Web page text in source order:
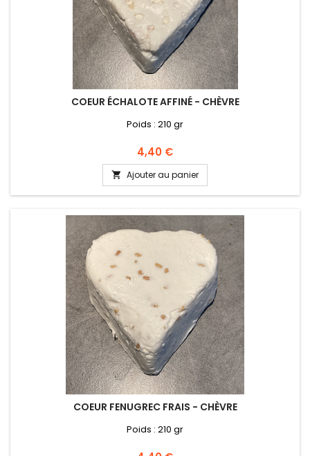
COEUR ÉCHALOTE AFFINÉ - CHÈVRE
Poids : 210 gr
Prix
4,40 €
 Ajouter au panier
COEUR FENUGREC FRAIS - CHÈVRE
Poids : 210 gr